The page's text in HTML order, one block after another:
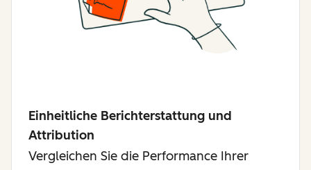
Einheitliche Berichterstattung und
Attribution
Vergleichen Sie die Performance Ihrer